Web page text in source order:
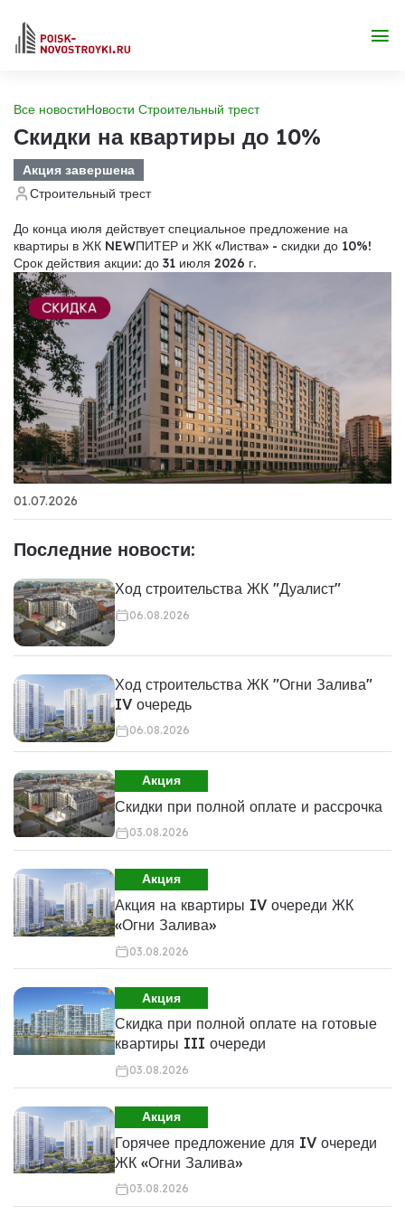
Все новостиНовости Строительный трест
Скидки на квартиры до 10%
Акция завершена
Строительный трест
До конца июля действует специальное предложение на
квартиры в ЖК NEWПИТЕР и ЖК «Листва» - скидки до 10%!
Срок действия акции: до 31 июля 2026 г.
01.07.2026
Последние новости:
Ход строительства ЖК "Дуалист"
06.08.2026
Ход строительства ЖК "Огни Залива"
IV очередь
06.08.2026
Акция
Скидки при полной оплате и рассрочка
03.08.2026
Акция
Акция на квартиры IV очереди ЖК
«Огни Залива»
03.08.2026
Акция
Скидка при полной оплате на готовые
квартиры III очереди
03.08.2026
Акция
Горячее предложение для IV очереди
ЖК «Огни Залива»
03.08.2026